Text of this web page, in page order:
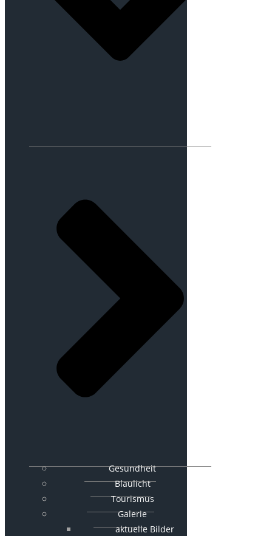
Gesundheit
Blaulicht
Tourismus
Galerie
aktuelle Bilder